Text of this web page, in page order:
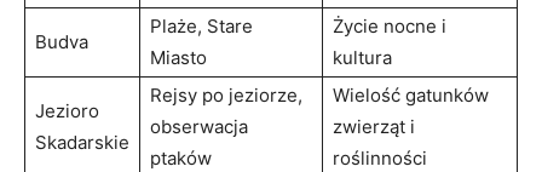
Budva
Plaże, Stare
Miasto
Życie nocne i
kultura
Jezioro
Skadarskie
Rejsy⁣ po ‍jeziorze,
obserwacja
ptaków
Wielość gatunków
zwierząt⁣ i​
roślinności